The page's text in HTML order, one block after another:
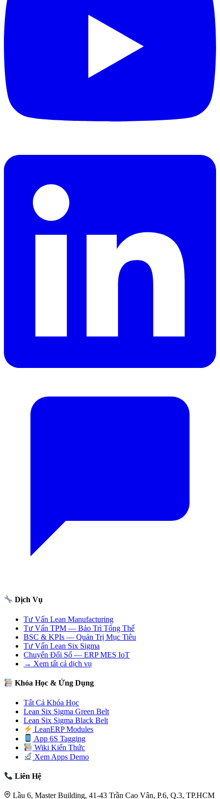
Dịch Vụ
Tư Vấn Lean Manufacturing
Tư Vấn TPM — Bảo Trì Tổng Thể
BSC & KPIs — Quản Trị Mục Tiêu
Tư Vấn Lean Six Sigma
Chuyển Đổi Số — ERP MES IoT
→ Xem tất cả dịch vụ
Khóa Học & Ứng Dụng
Tất Cả Khóa Học
Lean Six Sigma Green Belt
Lean Six Sigma Black Belt
LeanERP Modules
App 6S Tagging
Wiki Kiến Thức
Xem Apps Demo
Liên Hệ
Lầu 6, Master Building, 41-43 Trần Cao Vân, P.6, Q.3, TP.HCM